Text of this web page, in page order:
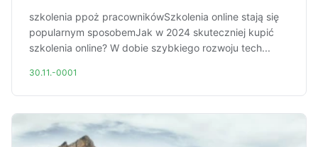
szkolenia ppoż pracownikówSzkolenia online stają się
popularnym sposobemJak w 2024 skuteczniej kupić
szkolenia online? W dobie szybkiego rozwoju tech...
30.11.-0001